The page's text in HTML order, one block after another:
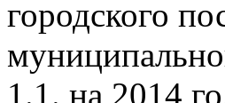
городского
1.1. на 2014